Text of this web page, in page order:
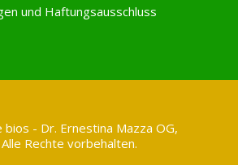
und Haftungsausschluss
- Dr. Ernestina Mazza OG,
Rechte vorbehalten.